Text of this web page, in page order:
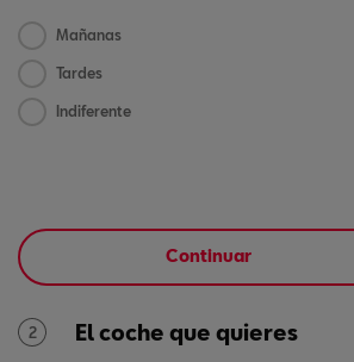
Mañanas
Tardes
Indiferente
Continuar
2 El coche que quieres